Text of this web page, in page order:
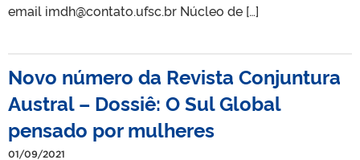
email imdh@contato.ufsc.br Núcleo de […]
Novo número da Revista Conjuntura
Austral – Dossiê: O Sul Global
pensado por mulheres
01/09/2021